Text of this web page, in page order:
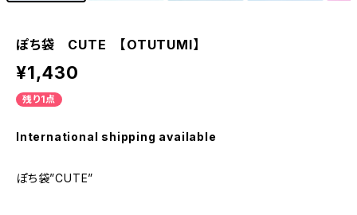
ぽち袋 CUTE 【OTUTUMI】
¥1,430
残り1点
International shipping available
ぽち袋”CUTE”